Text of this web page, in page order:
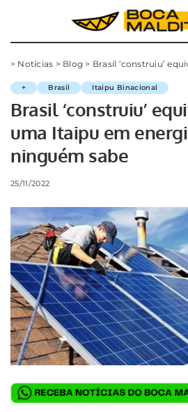
> Notícias > Blog > Brasil ‘construiu’ equivalente a
+ Brasil Itaipu Binacional
Brasil ‘construiu’
uma Itaipu em
ninguém sabe
25/11/2022